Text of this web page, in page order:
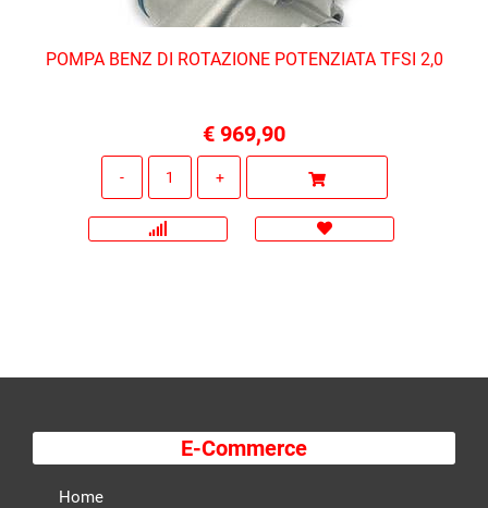
POMPA BENZ DI ROTAZIONE POTENZIATA TFSI 2,0
€ 969,90
E-Commerce
Home